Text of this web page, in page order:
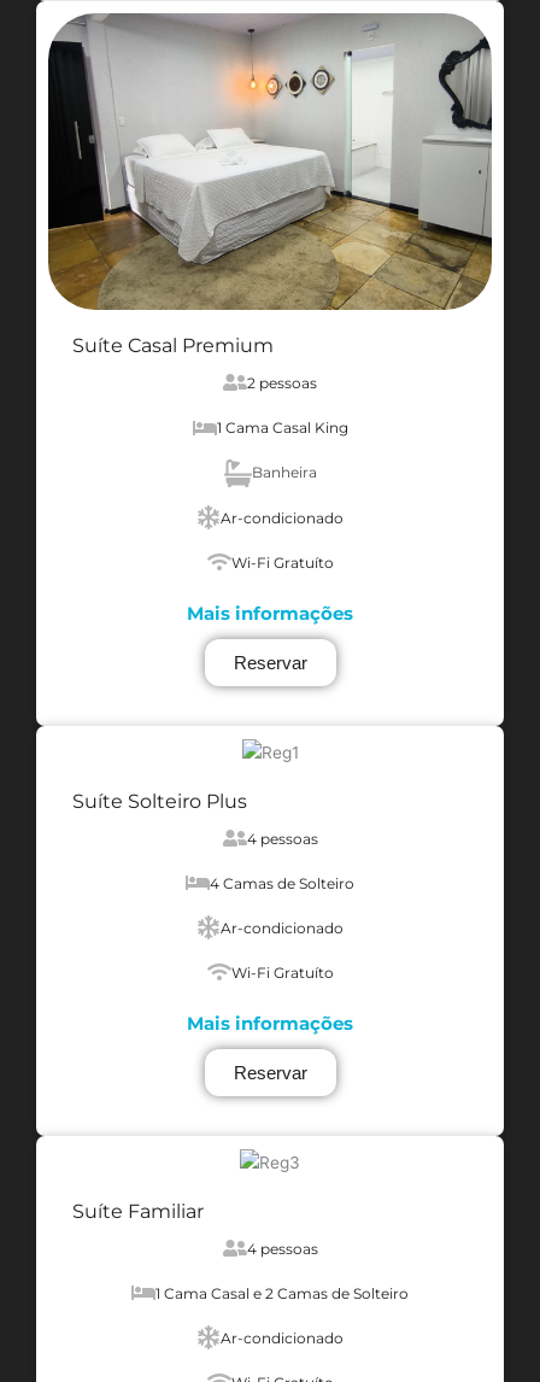
Suíte Casal Premium
2 pessoas
1 Cama Casal King
Banheira
Ar-condicionado
Wi-Fi Gratuíto
Mais informações
Reservar
Suíte Solteiro Plus
4 pessoas
4 Camas de Solteiro
Ar-condicionado
Wi-Fi Gratuíto
Mais informações
Reservar
Suíte Familiar
4 pessoas
1 Cama Casal e 2 Camas de Solteiro
Ar-condicionado